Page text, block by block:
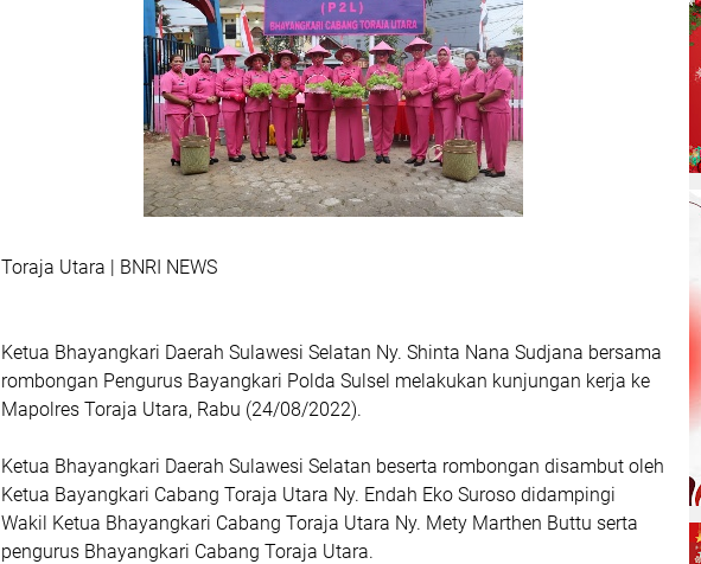
Toraja Utara | BNRI NEWS
Ketua Bhayangkari Daerah Sulawesi Selatan Ny. Shinta Nana Sudjana bersama
rombongan Pengurus Bayangkari Polda Sulsel melakukan kunjungan kerja ke
Mapolres Toraja Utara, Rabu (24/08/2022).
Ketua Bhayangkari Daerah Sulawesi Selatan beserta rombongan disambut oleh
Ketua Bayangkari Cabang Toraja Utara Ny. Endah Eko Suroso didampingi
Wakil Ketua Bhayangkari Cabang Toraja Utara Ny. Mety Marthen Buttu serta
pengurus Bhayangkari Cabang Toraja Utara.